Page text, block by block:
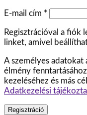
E-mail cím *
Regisztrációval a fiók
linket, amivel
A személyes
élmény
kezeléséhez és más
Adatkezelési
Regisztráció